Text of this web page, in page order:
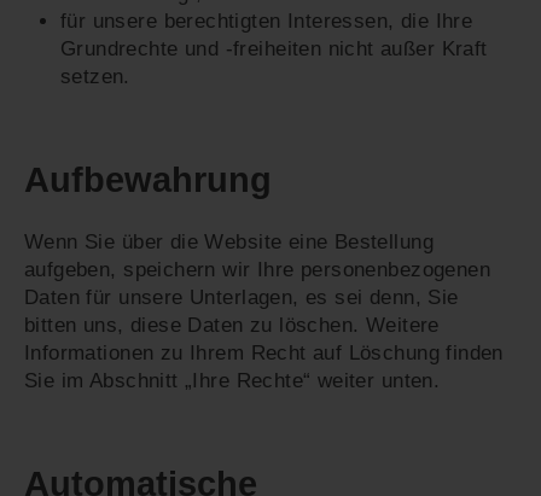
für unsere berechtigten Interessen, die Ihre
Grundrechte und -freiheiten nicht außer Kraft
setzen.
Aufbewahrung
Wenn Sie über die Website eine Bestellung
aufgeben, speichern wir Ihre personenbezogenen
Daten für unsere Unterlagen, es sei denn, Sie
bitten uns, diese Daten zu löschen. Weitere
Informationen zu Ihrem Recht auf Löschung finden
Sie im Abschnitt „Ihre Rechte“ weiter unten.
Automatische